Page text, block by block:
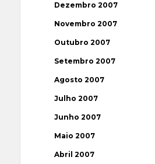
Dezembro 2007
Novembro 2007
Outubro 2007
Setembro 2007
Agosto 2007
Julho 2007
Junho 2007
Maio 2007
Abril 2007